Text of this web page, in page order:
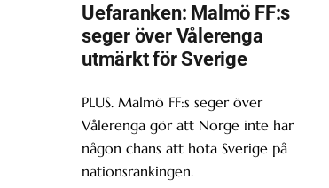
Uefaranken: Malmö FF:s
seger över Vålerenga
utmärkt för Sverige
PLUS. Malmö FF:s seger över
Vålerenga gör att Norge inte har
någon chans att hota Sverige på
nationsrankingen.